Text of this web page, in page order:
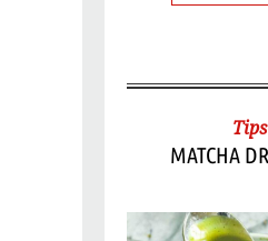
Tips
MATCHA